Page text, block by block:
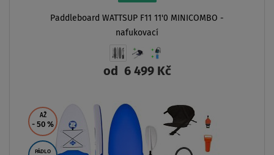
Paddleboard WATTSUP F11 11'0 MINICOMBO -
nafukovací
od 6 499 Kč
ZOBRAZIT
AŽ
- 50 %
PÁDLO